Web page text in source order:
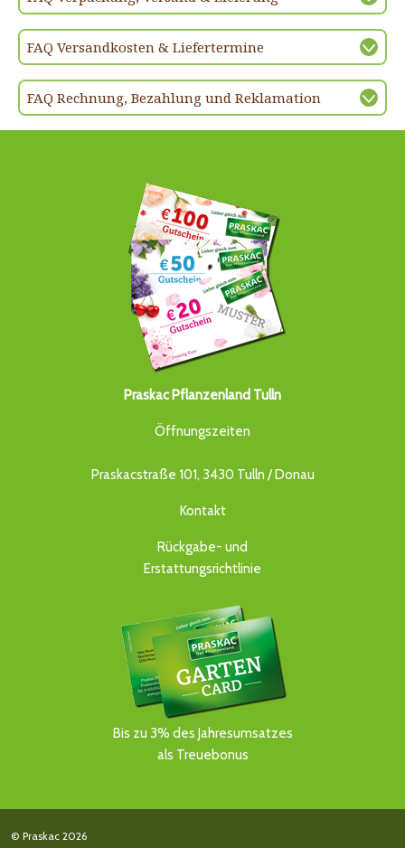
FAQ Versandkosten & Liefertermine
FAQ Rechnung, Bezahlung und Reklamation
Praskac Pflanzenland Tulln
Öffnungszeiten
Praskacstraße 101, 3430 Tulln / Donau
Kontakt
Rückgabe- und
Erstattungsrichtlinie
Bis zu 3% des Jahresumsatzes
als Treuebonus
© Praskac 2026